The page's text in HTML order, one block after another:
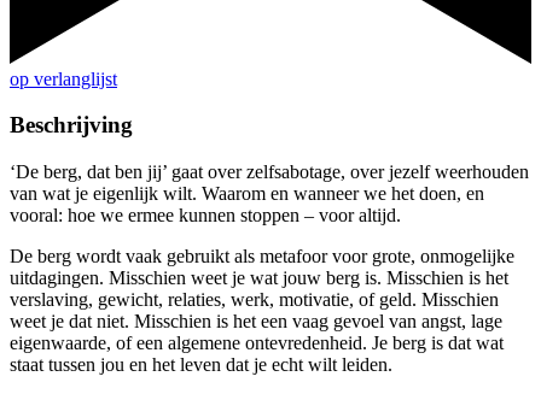
op verlanglijst
Beschrijving
‘De berg, dat ben jij’ gaat over zelfsabotage, over jezelf weerhouden
van wat je eigenlijk wilt. Waarom en wanneer we het doen, en
vooral: hoe we ermee kunnen stoppen – voor altijd.
De berg wordt vaak gebruikt als metafoor voor grote, onmogelijke
uitdagingen. Misschien weet je wat jouw berg is. Misschien is het
verslaving, gewicht, relaties, werk, motivatie, of geld. Misschien
weet je dat niet. Misschien is het een vaag gevoel van angst, lage
eigenwaarde, of een algemene ontevredenheid. Je berg is dat wat
staat tussen jou en het leven dat je echt wilt leiden.